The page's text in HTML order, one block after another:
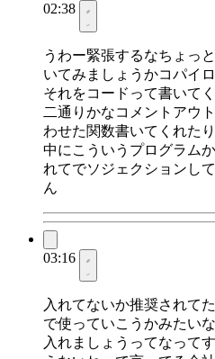
02:38
うわー緊張するなちょっ
いてみましょうかコパイ
それをコードって書いて
二通りかなコメントアウ
わせた関数書いてくれた
中にこういうプログラム
れてでソジェクションし
ん
03:16
入れてないか推奨されて
で使っていこうかみたい
入れましょうってなって